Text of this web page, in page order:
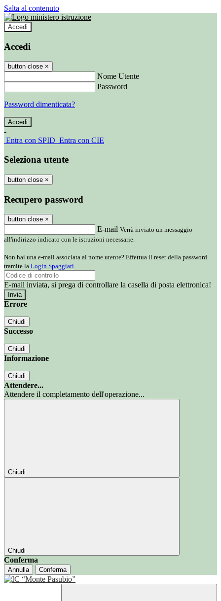
Salta al contenuto
Accedi
Accedi
button close ×
Nome Utente
Password
Password dimenticata?
-
Entra con SPID Entra con CIE
Seleziona utente
button close ×
Recupero password
button close ×
E-mail Verrà inviato un messaggio
all'indirizzo indicato con le istruzioni necessarie.
Non hai una e-mail associata al nome utente? Effettua il reset della password
tramite la Login Spaggiari
E-mail inviata, si prega di controllare la casella di posta elettronica!
Errore
Chiudi
Successo
Chiudi
Informazione
Chiudi
Attendere...
Attendere il completamento dell'operazione...
Chiudi
Chiudi
Conferma
Annulla Conferma